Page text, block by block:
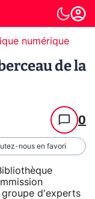
numérique
de la
0
nous en favori
groupe d'experts